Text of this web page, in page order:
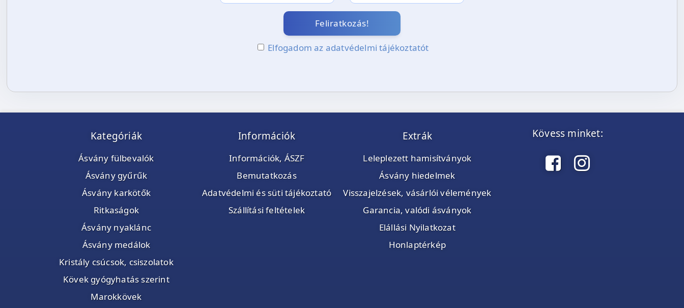
Feliratkozás!
Elfogadom az adatvédelmi tájékoztatót
Kategóriák
Ásvány fülbevalók
Ásvány gyűrűk
Ásvány karkötők
Ritkaságok
Ásvány nyaklánc
Ásvány medálok
Kristály csúcsok, csiszolatok
Kövek gyógyhatás szerint
Marokkövek
Információk
Információk, ÁSZF
Bemutatkozás
Adatvédelmi és süti tájékoztató
Szállítási feltételek
Extrák
Leleplezett hamisítványok
Ásvány hiedelmek
Visszajelzések, vásárlói vélemények
Garancia, valódi ásványok
Elállási Nyilatkozat
Honlaptérkép
Kövess minket: